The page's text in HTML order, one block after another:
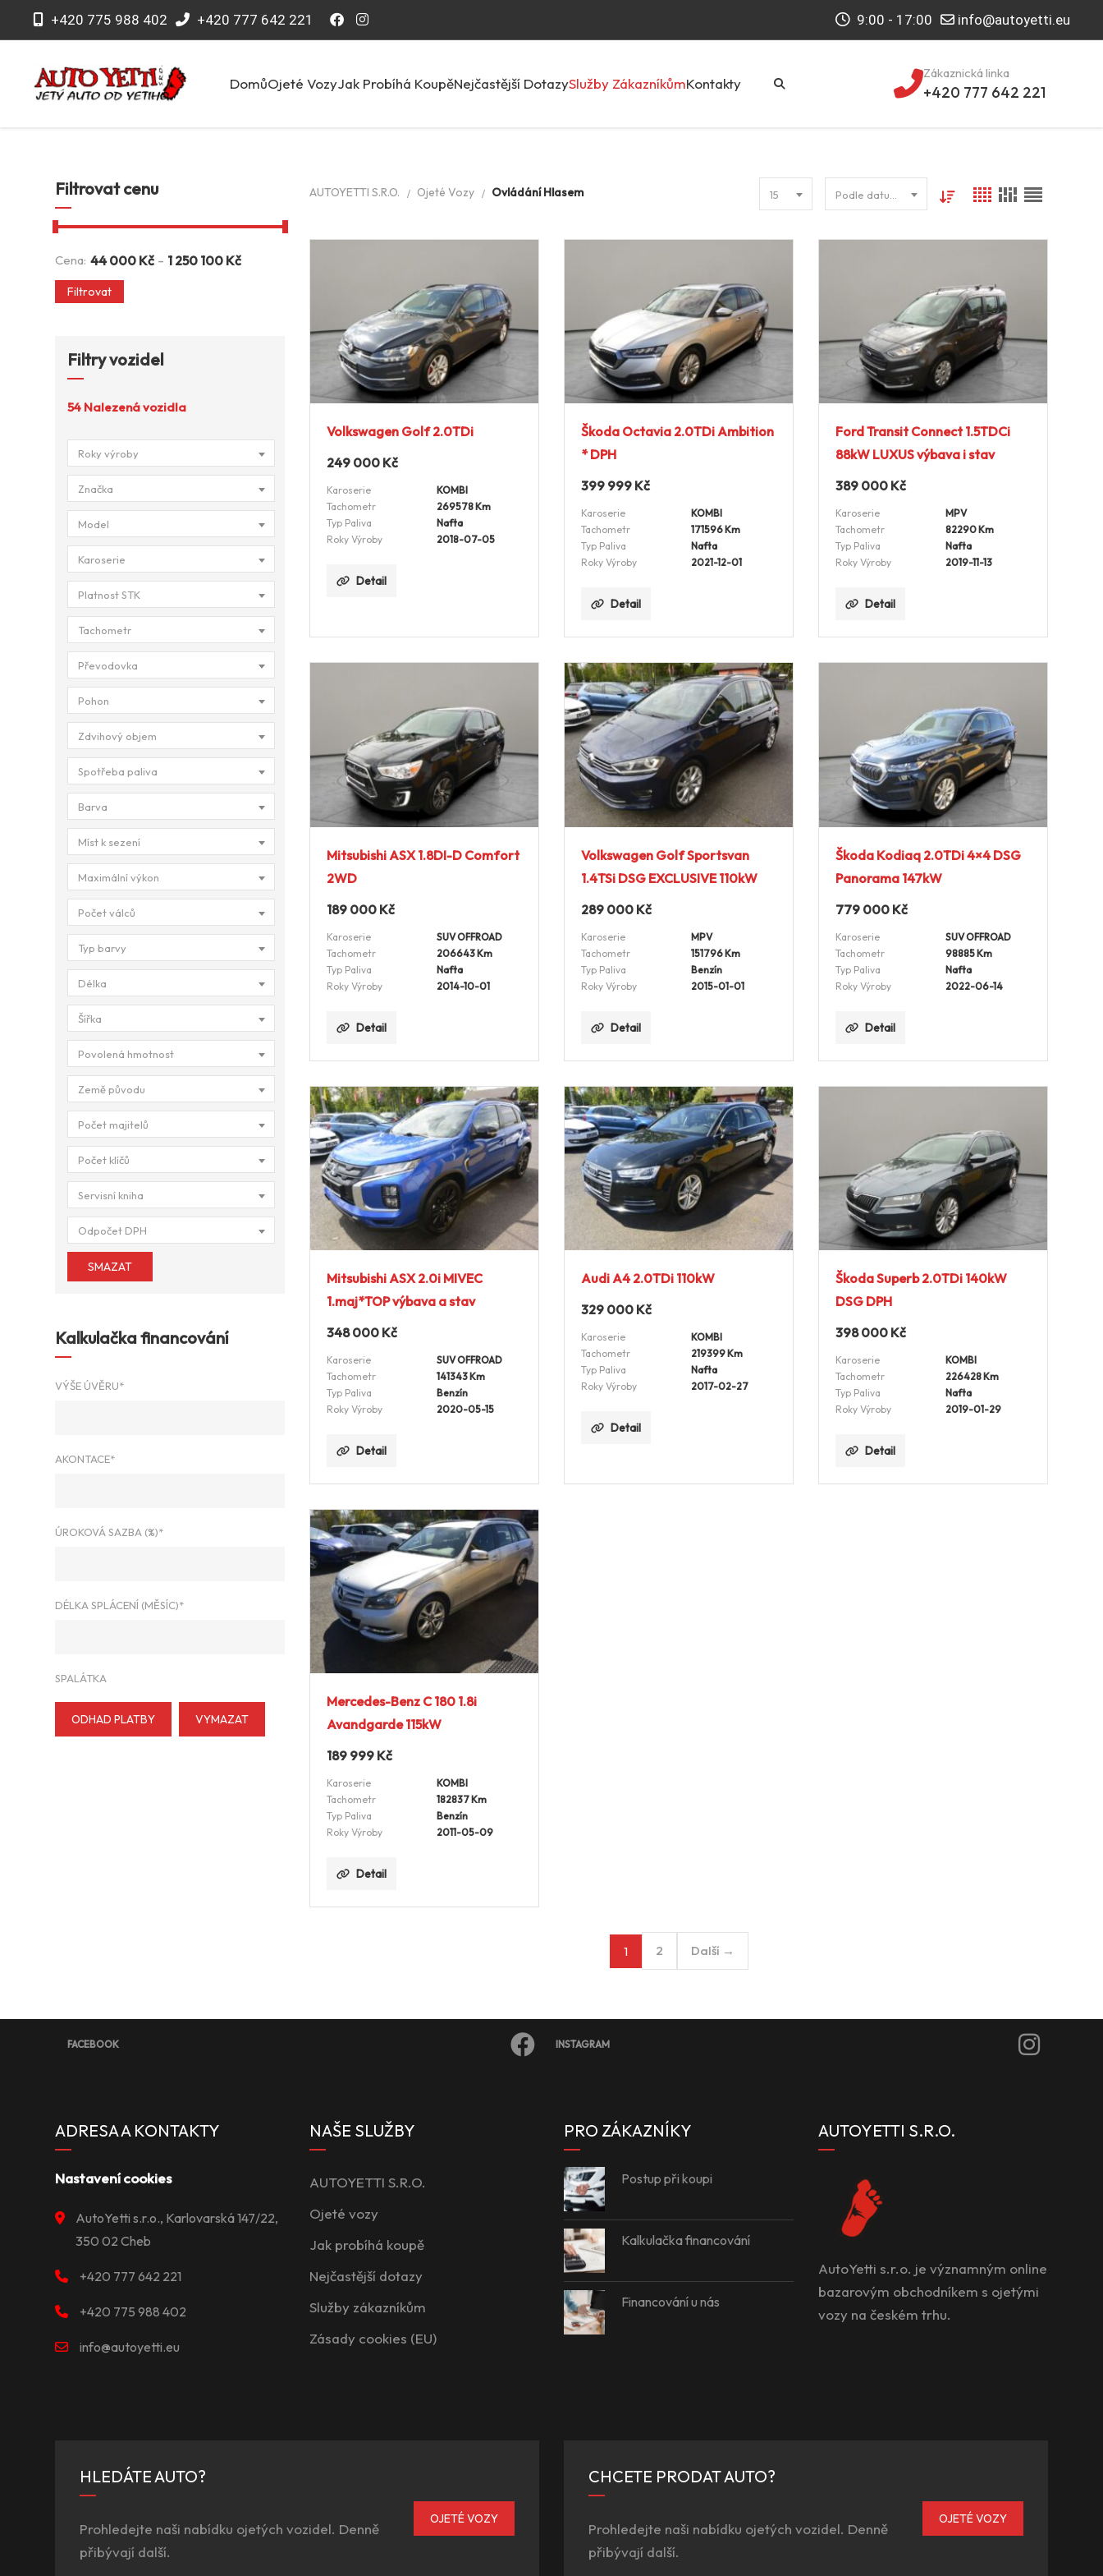
+420 775 988 402 +420 777 642 221 9:00 - 17:00 info@autoyetti.eu
DomůOjeté VozyJak Probíhá KoupěNejčastější DotazySlužby ZákazníkůmKontakty
Zákaznická linka
+420 777 642 221
Filtrovat cenu
Cena: 44 000 Kč - 1 250 100 Kč
Filtrovat
Filtry vozidel
54 Nalezená vozidla
Roky výroby
Značka
Model
Karoserie
Platnost STK
Tachometr
Převodovka
Pohon
Zdvihový objem
Spotřeba paliva
Barva
Míst k sezení
Maximální výkon
Počet válců
Typ barvy
Délka
Šířka
Povolená hmotnost
Země původu
Počet majitelů
Počet klíčů
Servisní kniha
Odpočet DPH
SMAZAT
Kalkulačka financování
VÝŠE ÚVĚRU*
AKONTACE*
ÚROKOVÁ SAZBA (%)*
DÉLKA SPLÁCENÍ (MĚSÍC)*
SPALÁTKA
ODHAD PLATBY VYMAZAT
AUTOYETTI S.R.O. Ojeté Vozy Ovládání Hlasem 15
Volkswagen Golf 2.0TDi
249 000 Kč
Karoserie
KOMBI
Tachometr
269578 Km
Typ Paliva
Nafta
Roky Výroby
2018-07-05
Detail
Škoda Octavia 2.0TDi Ambition
* DPH
399 999 Kč
Karoserie
KOMBI
Tachometr
171596 Km
Typ Paliva
Nafta
Roky Výroby
2021-12-01
Detail
Ford Transit Connect 1.5TDCi
88kW LUXUS výbava i stav
389 000 Kč
Karoserie
MPV
Tachometr
82290 Km
Typ Paliva
Nafta
Roky Výroby
2019-11-13
Detail
Mitsubishi ASX 1.8DI-D Comfort
2WD
189 000 Kč
Karoserie
SUV OFFROAD
Tachometr
206643 Km
Typ Paliva
Nafta
Roky Výroby
2014-10-01
Detail
Volkswagen Golf Sportsvan
1.4TSi DSG EXCLUSIVE 110kW
289 000 Kč
Karoserie
MPV
Tachometr
151796 Km
Typ Paliva
Benzín
Roky Výroby
2015-01-01
Detail
Škoda Kodiaq 2.0TDi 4×4 DSG
Panorama 147kW
779 000 Kč
Karoserie
SUV OFFROAD
Tachometr
98885 Km
Typ Paliva
Nafta
Roky Výroby
2022-06-14
Detail
Mitsubishi ASX 2.0i MIVEC
1.maj*TOP výbava a stav
348 000 Kč
Karoserie
SUV OFFROAD
Tachometr
141343 Km
Typ Paliva
Benzín
Roky Výroby
2020-05-15
Detail
Audi A4 2.0TDi 110kW
329 000 Kč
Karoserie
KOMBI
Tachometr
219399 Km
Typ Paliva
Nafta
Roky Výroby
2017-02-27
Detail
Škoda Superb 2.0TDi 140kW
DSG DPH
398 000 Kč
Karoserie
KOMBI
Tachometr
226428 Km
Typ Paliva
Nafta
Roky Výroby
2019-01-29
Detail
Mercedes-Benz C 180 1.8i
Avandgarde 115kW
189 999 Kč
Karoserie
KOMBI
Tachometr
182837 Km
Typ Paliva
Benzín
Roky Výroby
2011-05-09
Detail
1 2 Další →
FACEBOOK INSTAGRAM
ADRESA A KONTAKTY
Nastavení cookies
AutoYetti s.r.o., Karlovarská 147/22,
350 02 Cheb
+420 777 642 221
+420 775 988 402
info@autoyetti.eu
NAŠE SLUŽBY
AUTOYETTI S.R.O.
Ojeté vozy
Jak probíhá koupě
Nejčastější dotazy
Služby zákazníkům
Zásady cookies (EU)
PRO ZÁKAZNÍKY
Postup při koupi
Kalkulačka financování
Financování u nás
AUTOYETTI S.R.O.
AutoYetti s.r.o. je významným online
bazarovým obchodníkem s ojetými
vozy na českém trhu.
HLEDÁTE AUTO?
Prohledejte naši nabídku ojetých vozidel. Denně
přibývají další.
OJETÉ VOZY
CHCETE PRODAT AUTO?
Prohledejte naši nabídku ojetých vozidel. Denně
přibývají další.
OJETÉ VOZY